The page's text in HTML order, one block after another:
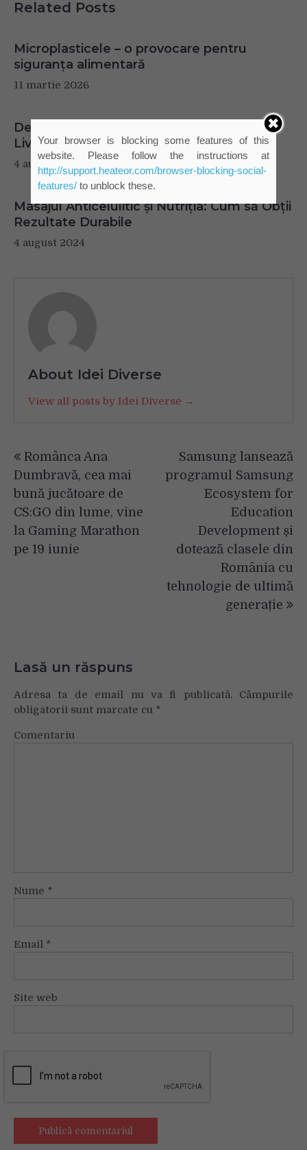
Related Posts
Microplasticele – o provocare pentru
siguranța alimentară
11 martie 2026
De la Cuptor la Tine Acasă: Pizzerii care
Livreză Cele Mai Bune Pizze
4 august 2024
Masajul Anticelulitic și Nutriția: Cum să Obții
Rezultate Durabile
4 august 2024
About Idei Diverse
View all posts by Idei Diverse →
Navigare
în
articole
Românca Ana
Dumbravă, cea mai
bună jucătoare de
CS:GO din lume, vine
la Gaming Marathon
pe 19 iunie
Samsung lansează
programul Samsung
Ecosystem for
Education
Development și
dotează clasele din
România cu
tehnologie de ultimă
generație
Lasă un răspuns
Adresa ta de email nu va fi publicată. Câmpurile
obligatorii sunt marcate cu *
Comentariu
Nume *
Email *
Site web
Your browser is blocking some features of this
website. Please follow the instructions at
http://support.heateor.com/browser-blocking-social-
features/to unblock these.